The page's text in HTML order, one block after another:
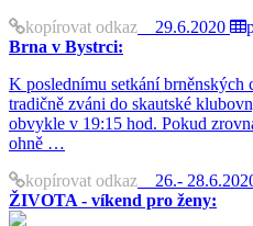
kopírovat odkaz 29.6.2020
Brna v Bystrci:
K poslednímu setkání brněnských
tradičně zváni do skautské
obvykle v 19:15 hod. Pokud
ohně …
kopírovat odkaz 26.-
ŽIVOTA - víkend pro ženy: